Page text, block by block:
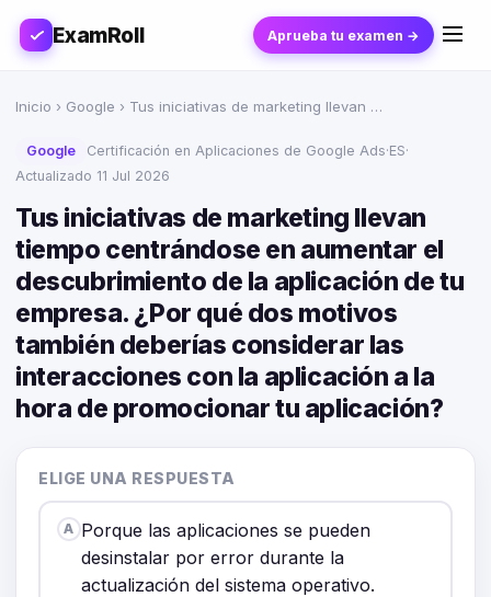
ExamRoll Aprueba tu examen →
Inicio › Google › Tus iniciativas de marketing llevan …
Google Certificación en Aplicaciones de Google Ads·ES·
Actualizado 11 Jul 2026
Tus iniciativas de marketing llevan
tiempo centrándose en aumentar el
descubrimiento de la aplicación de tu
empresa. ¿Por qué dos motivos
también deberías considerar las
interacciones con la aplicación a la
hora de promocionar tu aplicación?
ELIGE UNA RESPUESTA
A Porque las aplicaciones se pueden
desinstalar por error durante la
actualización del sistema operativo.